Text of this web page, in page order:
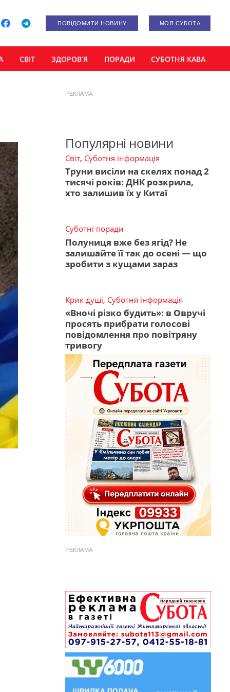
ПОВІДОМИТИ НОВИНУ МОЯ СУБОТА
СВІТ ЗДОРОВ’Я ПОРАДИ СУБОТНЯ КАВА
РЕКЛАМА
Популярні новини
Світ, Суботня інформація
Труни висіли на скелях понад 2
тисячі років: ДНК розкрила,
хто залишив їх у Китаї
Суботні поради
Полуниця вже без ягід? Не
залишайте її так до осені — що
зробити з кущами зараз
Крик душі, Суботня інформація
«Вночі різко будить»: в Овручі
просять прибрати голосові
повідомлення про повітряну
тривогу
РЕКЛАМА